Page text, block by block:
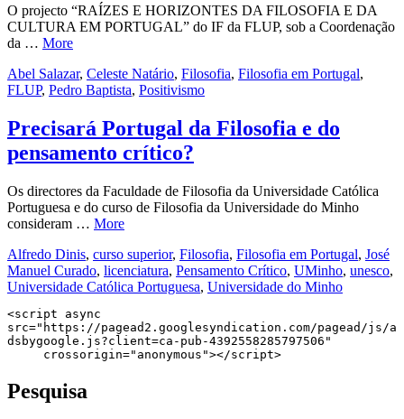
O projecto “RAÍZES E HORIZONTES DA FILOSOFIA E DA
CULTURA EM PORTUGAL” do IF da FLUP, sob a Coordenação
da … More
Abel Salazar, Celeste Natário, Filosofia, Filosofia em Portugal,
FLUP, Pedro Baptista, Positivismo
Precisará Portugal da Filosofia e do
pensamento crítico?
Os directores da Faculdade de Filosofia da Universidade Católica
Portuguesa e do curso de Filosofia da Universidade do Minho
consideram … More
Alfredo Dinis, curso superior, Filosofia, Filosofia em Portugal, José
Manuel Curado, licenciatura, Pensamento Crítico, UMinho, unesco,
Universidade Católica Portuguesa, Universidade do Minho
<script async
src="https://pagead2.googlesyndication.com/pagead/js/a
dsbygoogle.js?client=ca-pub-4392558285797506"
     crossorigin="anonymous"></script>
Pesquisa